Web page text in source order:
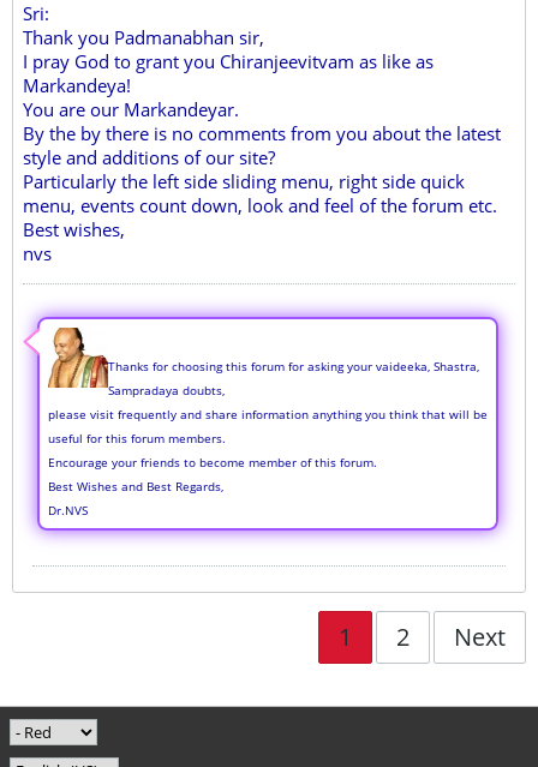
Sri:
Thank you Padmanabhan sir,
I pray God to grant you Chiranjeevitvam as like as
Markandeya!
You are our Markandeyar.
By the by there is no comments from you about the latest
style and additions of our site?
Particularly the left side sliding menu, right side quick
menu, events count down, look and feel of the forum etc.
Best wishes,
nvs
Thanks for choosing this forum for asking your vaideeka, Shastra,
Sampradaya doubts,
please visit frequently and share information anything you think that will be
useful for this forum members.
Encourage your friends to become member of this forum.
Best Wishes and Best Regards,
Dr.NVS
1 2 Next